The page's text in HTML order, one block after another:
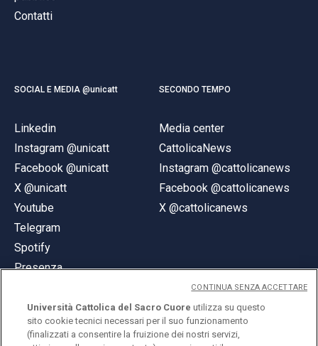
Contatti
SOCIAL E MEDIA @unicatt
Linkedin
Instagram @unicatt
Facebook @unicatt
X @unicatt
Youtube
Telegram
Spotify
Presenza
SECONDO TEMPO
Media center
CattolicaNews
Instagram @cattolicanews
Facebook @cattolicanews
X @cattolicanews
Università Cattolica del Sacro Cuore utilizza su questo
sito cookie tecnici necessari per il suo funzionamento
(finalizzati a consentire la fruizione dei nostri servizi,
CONTINUA SENZA ACCETTARE